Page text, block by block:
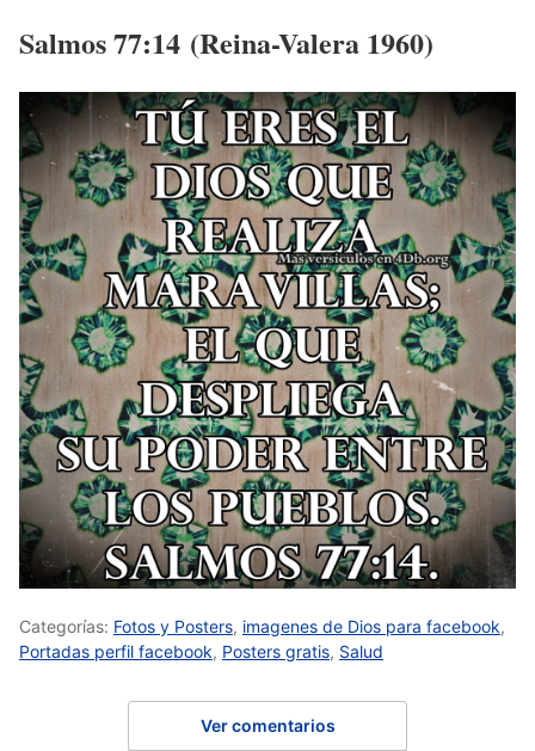
Salmos 77:14 (Reina-Valera 1960)
Categorías: Fotos y Posters, imagenes de Dios para facebook,
Portadas perfil facebook, Posters gratis, Salud
Ver comentarios